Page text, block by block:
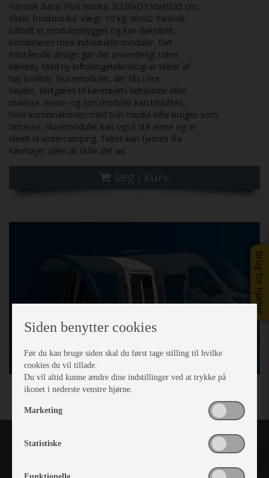
Brug for hjælp?
Yanook Basis Plus modul, B320xD130xH235 cm.
Ekskl. frontmodul. Vægt: 10 kg. WIGO Yanook
lufttelt er modulopbygget og kan fleksibelt
kombineres med individuelle moduler. Det
fritstående design gør det anvendeligt uden
køretøj. Med ny luftslangeteknologi er teltet af
høj kvalitet. Slusemodulet, der fås i fire
højder, fastgøres til køretøjets teltskinne eller
markise. Basis- og Sun moduler kan tilsluttes,
hvor kombinationen med Sun modul ofte bruges som
terrasse. Slusemodulet kan også stå alene og er
ideelt til vintercamping. Teltet kan fjernes fra
køretøjet uden at skille det ad.
læg i kurv
Siden benytter cookies
Før du kan bruge siden skal du først tage stilling til hvilke
cookies du vil tillade.
Du vil altid kunne ændre dine indstillinger ved at trykke på
ikonet i nederste venstre hjørne.
Marketing
Statistiske